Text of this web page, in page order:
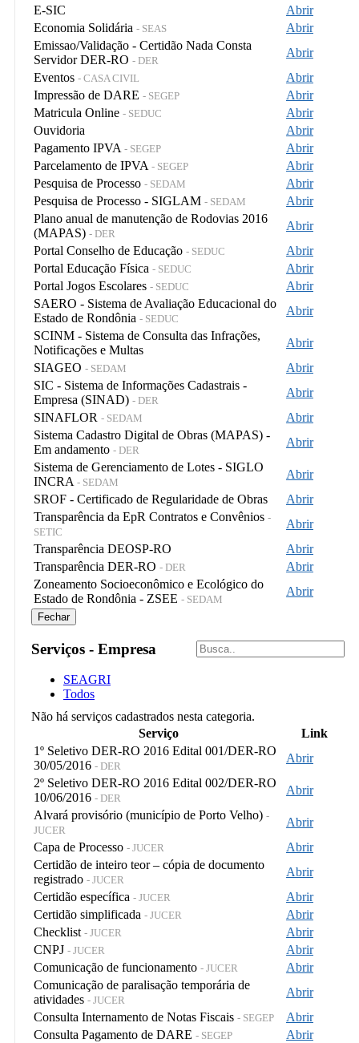
E-SIC
Abrir
Economia Solidária - SEAS
Abrir
Emissao/Validação - Certidão Nada Consta
Servidor DER-RO - DER
Abrir
Eventos - CASA CIVIL
Abrir
Impressão de DARE - SEGEP
Abrir
Matricula Online - SEDUC
Abrir
Ouvidoria
Abrir
Pagamento IPVA - SEGEP
Abrir
Parcelamento de IPVA - SEGEP
Abrir
Pesquisa de Processo - SEDAM
Abrir
Pesquisa de Processo - SIGLAM - SEDAM
Abrir
Plano anual de manutenção de Rodovias 2016
(MAPAS) - DER
Abrir
Portal Conselho de Educação - SEDUC
Abrir
Portal Educação Física - SEDUC
Abrir
Portal Jogos Escolares - SEDUC
Abrir
SAERO - Sistema de Avaliação Educacional do
Estado de Rondônia - SEDUC
Abrir
SCINM - Sistema de Consulta das Infrações,
Notificações e Multas
Abrir
SIAGEO - SEDAM
Abrir
SIC - Sistema de Informações Cadastrais -
Empresa (SINAD) - DER
Abrir
SINAFLOR - SEDAM
Abrir
Sistema Cadastro Digital de Obras (MAPAS) -
Em andamento - DER
Abrir
Sistema de Gerenciamento de Lotes - SIGLO
INCRA - SEDAM
Abrir
SROF - Certificado de Regularidade de Obras
Abrir
Transparência da EpR Contratos e Convênios -
SETIC
Abrir
Transparência DEOSP-RO
Abrir
Transparência DER-RO - DER
Abrir
Zoneamento Socioeconômico e Ecológico do
Estado de Rondônia - ZSEE - SEDAM
Abrir
Fechar
Serviços - Empresa
SEAGRI
Todos
Não há serviços cadastrados nesta categoria.
Serviço
Link
1º Seletivo DER-RO 2016 Edital 001/DER-RO
30/05/2016 - DER
Abrir
2º Seletivo DER-RO 2016 Edital 002/DER-RO
10/06/2016 - DER
Abrir
Alvará provisório (município de Porto Velho) -
JUCER
Abrir
Capa de Processo - JUCER
Abrir
Certidão de inteiro teor – cópia de documento
registrado - JUCER
Abrir
Certidão específica - JUCER
Abrir
Certidão simplificada - JUCER
Abrir
Checklist - JUCER
Abrir
CNPJ - JUCER
Abrir
Comunicação de funcionamento - JUCER
Abrir
Comunicação de paralisação temporária de
atividades - JUCER
Abrir
Consulta Internamento de Notas Fiscais - SEGEP
Abrir
Consulta Pagamento de DARE - SEGEP
Abrir